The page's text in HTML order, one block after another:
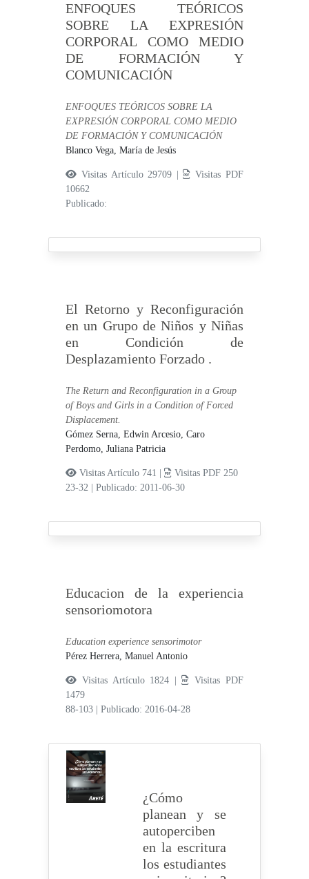
ENFOQUES TEÓRICOS
SOBRE LA EXPRESIÓN
CORPORAL COMO MEDIO
DE FORMACIÓN Y
COMUNICACIÓN
ENFOQUES TEÓRICOS SOBRE LA
EXPRESIÓN CORPORAL COMO MEDIO
DE FORMACIÓN Y COMUNICACIÓN
Blanco Vega, María de Jesús
Visitas Artículo 29709 |
Visitas PDF
10662
Publicado:
El Retorno y Reconfiguración
en un Grupo de Niños y Niñas
en Condición de
Desplazamiento Forzado .
The Return and Reconfiguration in a Group
of Boys and Girls in a Condition of Forced
Displacement.
Gómez Serna, Edwin Arcesio,Caro
Perdomo, Juliana Patricia
Visitas Artículo 741 |
Visitas PDF 250
23-32
|Publicado: 2011-06-30
Educacion de la experiencia
sensoriomotora
Education experience sensorimotor
Pérez Herrera, Manuel Antonio
Visitas Artículo 1824 |
Visitas PDF
1479
88-103
|Publicado: 2016-04-28
¿Cómo
planean y se
autoperciben
en la escritura
los estudiantes